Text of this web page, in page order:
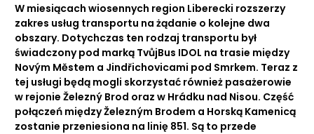
W miesiącach wiosennych region Liberecki rozszerzy
zakres usług transportu na żądanie o kolejne dwa
obszary. Dotychczas ten rodzaj transportu był
świadczony pod marką TvůjBus IDOL na trasie między
Novým Městem a Jindřichovicami pod Smrkem. Teraz z
tej usługi będą mogli skorzystać również pasażerowie
w rejonie Železný Brod oraz w Hrádku nad Nisou. Część
połączeń między Železným Brodem a Horską Kamenicą
zostanie przeniesiona na linię 851. Są to przede